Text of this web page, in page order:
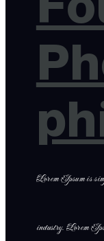
Lorem Ipsum is
industry. Lorem